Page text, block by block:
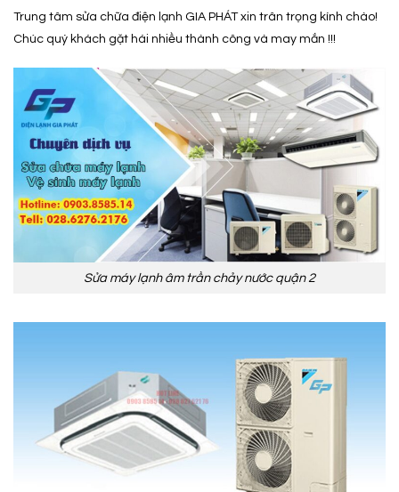
Trung tâm sửa chữa điện lạnh GIA PHÁT xin trân trọng kính chào!
Chúc quý khách gặt hái nhiều thành công và may mắn !!!
Sửa máy lạnh âm trần chảy nước quận 2